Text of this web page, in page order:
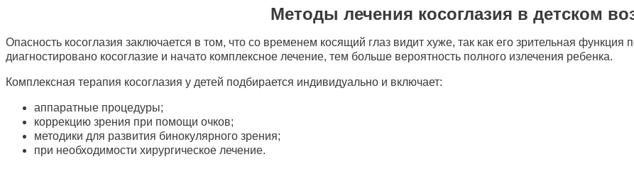
Методы лечения косоглазия в детском
Опасность косоглазия заключается в том, что со временем косящий глаз видит хуже, так как его зрительная
диагностировано косоглазие и начато комплексное лечение, тем больше вероятность полного излечения ребенка.
Комплексная терапия косоглазия у детей подбирается индивидуально и включает:
аппаратные процедуры;
коррекцию зрения при помощи очков;
методики для развития бинокулярного зрения;
при необходимости хирургическое лечение.